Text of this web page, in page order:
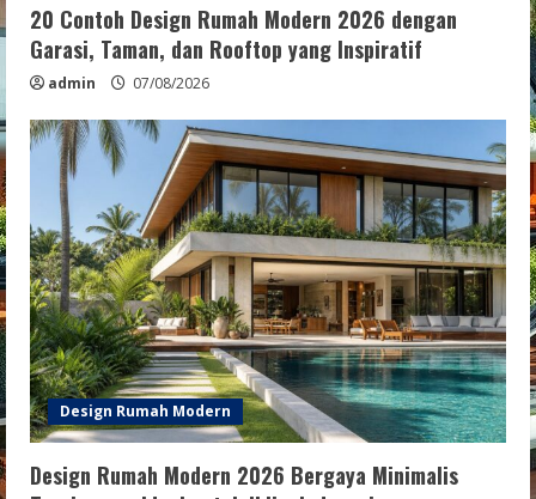
20 Contoh Design Rumah Modern 2026 dengan
Garasi, Taman, dan Rooftop yang Inspiratif
admin 07/08/2026
Design Rumah Modern
Design Rumah Modern 2026 Bergaya Minimalis